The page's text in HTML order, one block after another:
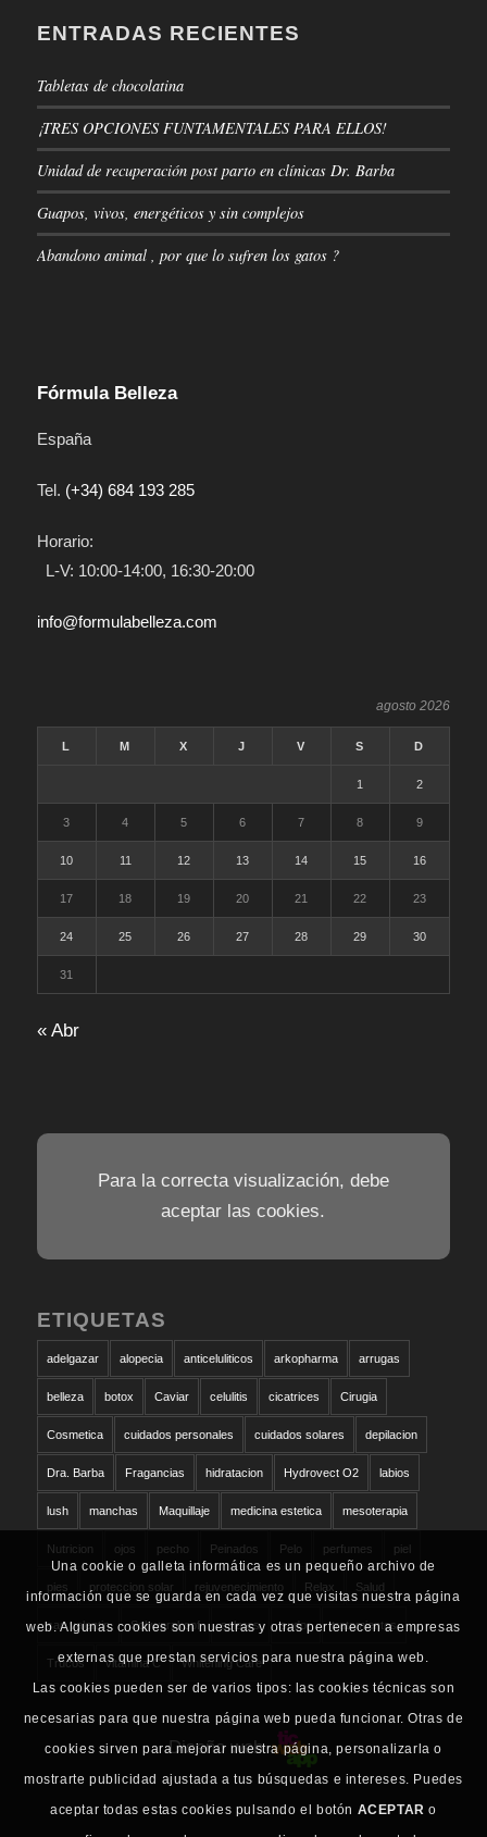
ENTRADAS RECIENTES
Tabletas de chocolatina
¡TRES OPCIONES FUNTAMENTALES PARA ELLOS!
Unidad de recuperación post parto en clínicas Dr. Barba
Guapos, vivos, energéticos y sin complejos
Abandono animal , por que lo sufren los gatos ?
Fórmula Belleza
España
Tel. (+34) 684 193 285
Horario:
L-V: 10:00-14:00, 16:30-20:00
info@formulabelleza.com
agosto 2026
L M X J V S D
1 2
3 4 5 6 7 8 9
10 11 12 13 14 15 16
17 18 19 20 21 22 23
24 25 26 27 28 29 30
31
« Abr
Para la correcta visualización, debe
aceptar las cookies.
ETIQUETAS
adelgazar alopecia anticeluliticos arkopharma arrugas
belleza botox Caviar celulitis cicatrices Cirugia
Cosmetica cuidados personales cuidados solares depilacion
Dra. Barba Fragancias hidratacion Hydrovect O2 labios
lush manchas Maquillaje medicina estetica mesoterapia
Nutricion ojos pecho Peinados Pelo perfumes piel
pies proteccion solar rejuvenecimiento Relax Salud
san valentin Schwarzkopf solares sudor tratamientos
Trucos vitamina C Whitening Care
Diseño web
Una cookie o galleta informática es un pequeño archivo de
información que se guarda en cada vez que visitas nuestra página
web. Algunas cookies son nuestras y otras pertenecen a empresas
externas que prestan servicios para nuestra página web.
Las cookies pueden ser de varios tipos: las cookies técnicas son
necesarias para que nuestra página web pueda funcionar. Otras de
cookies sirven para mejorar nuestra página, personalizarla o
mostrarte publicidad ajustada a tus búsquedas e intereses. Puedes
aceptar todas estas cookies pulsando el botón ACEPTAR o